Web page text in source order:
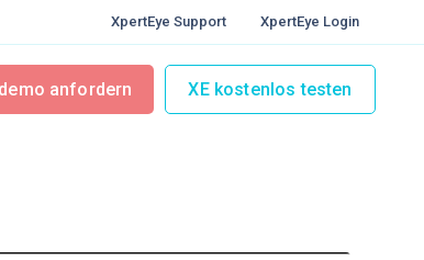
XpertEye Support XpertEye Login
anfordern XE kostenlos testen